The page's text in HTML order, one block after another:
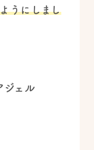
うにしまし
ジェル